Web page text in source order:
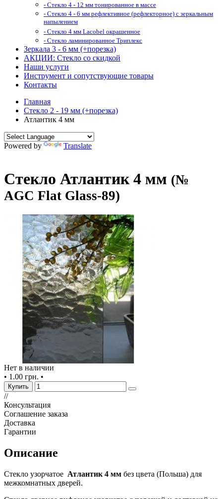
- Стекло 4 - 12 мм тонированное в массе
- Стекло 4 - 6 мм рефлективное (рефлекторное) с зеркальным
напылением
- Стекло 4 мм Lacobel окрашенное
- Стекло ламинированное Триплекс
Зеркала 3 - 6 мм (+порезка)
АКЦИИ: Стекло со скидкой
Наши услуги
Инструмент и сопутствующие товары
Контакты
Главная
Стекло 2 - 19 мм (+порезка)
Атлантик 4 мм
Powered by Translate
Стекло Атлантик 4 мм (№
AGC Flat Glass-89)
Нет в наличии
• 1.00 грн. •
Купить
//
Консультация
Соглашение заказа
Доставка
Гарантии
Описание
Стекло узорчатое Атлантик 4 мм без цвета (Польша) для
межкомнатных дверей.